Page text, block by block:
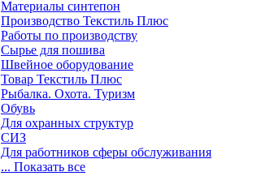
Материалы синтепон
Производство Текстиль Плюс
Работы по производству
Сырье для пошива
Швейное оборудование
Товар Текстиль Плюс
Рыбалка. Охота. Туризм
Обувь
Для охранных структур
СИЗ
Для работников сферы обслуживания
... Показать все